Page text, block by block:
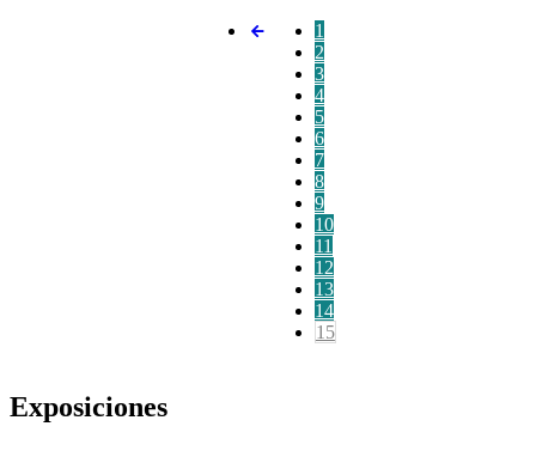
1
2
3
4
5
6
7
8
9
10
11
12
13
14
15
Exposiciones